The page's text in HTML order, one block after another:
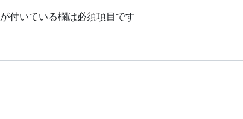
が付いている欄は必須項目です